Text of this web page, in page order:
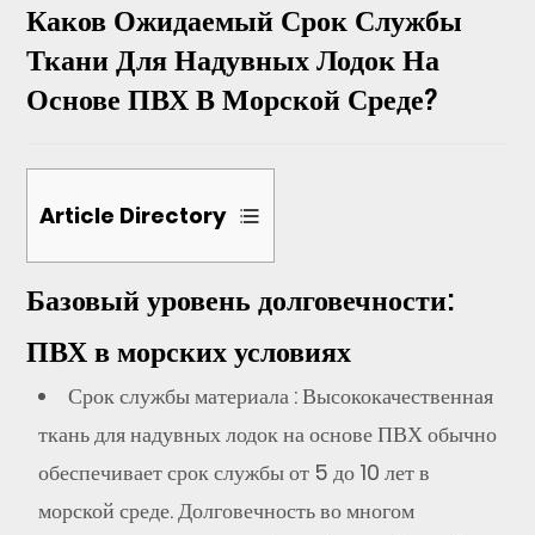
Каков Ожидаемый Срок Службы
Ткани Для Надувных Лодок На
Основе ПВХ В Морской Среде?
Article Directory
1
уровень
долговечности:
ПВХ
в
условиях
Базовый уровень долговечности:
ПВХ в морских условиях
Срок службы материала : Высококачественная
ткань для надувных лодок на основе ПВХ обычно
обеспечивает срок службы от 5 до 10 лет в
морской среде. Долговечность во многом